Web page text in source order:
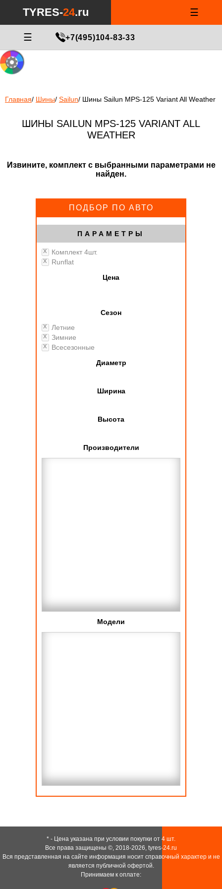
24.ru/html/catalog/controller/product/shinydiski.php
on line
TYRES-24.ru ☰
☰ +7(495)104-83-33
Главная/ Шины/ Sailun/ Шины Sailun MPS-125 Variant All Weather
ШИНЫ SAILUN MPS-125 VARIANT ALL
WEATHER
Извините, комплект с выбранными параметрами не
найден.
ПОДБОР ПО АВТО
ПАРАМЕТРЫ
Комплект 4шт.
Runflat
Цена
Сезон
Летние
Зимние
Всесезонные
Диаметр
Ширина
Высота
Производители
Модели
* - Цена указана при условии покупки от 4 шт.
Все права защищены ©, 2018-2026, tyres-24.ru
Вся представленная на сайте информация носит справочный характер и не
является публичной офертой.
Принимаем к оплате: